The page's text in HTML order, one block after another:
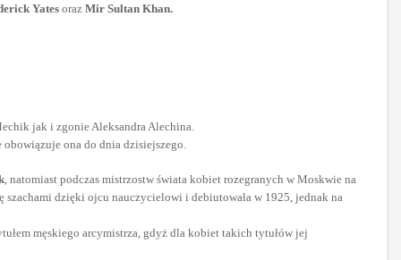
Yates oraz Mir Sultan Khan.
jak i zgonie Aleksandra Alechina.
ona do dnia dzisiejszego.
, natomiast podczas mistrzostw świata kobiet rozegranych w Moskwie na
szachami dzięki ojcu nauczycielowi i debiutowała w 1925, jednak na
męskiego arcymistrza, gdyż dla kobiet takich tytułów jej